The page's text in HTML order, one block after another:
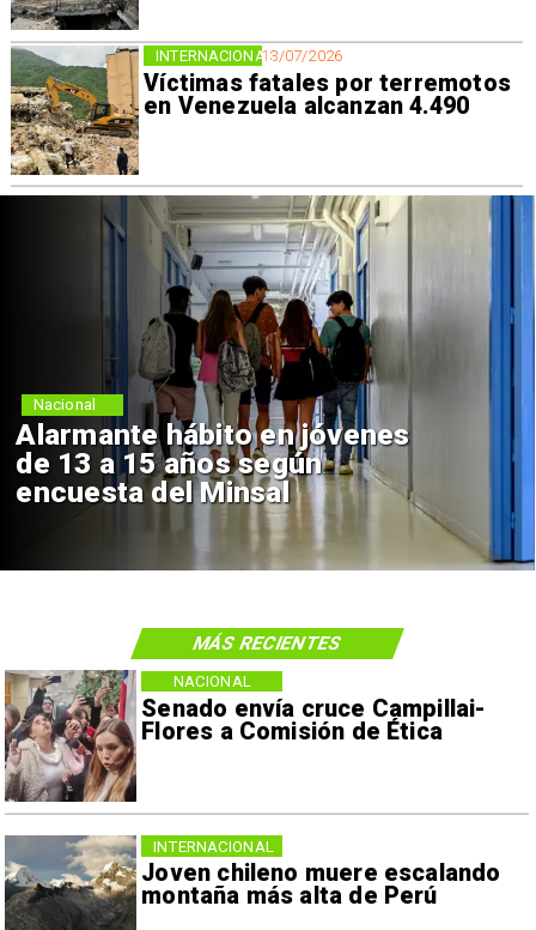
13/07/2026
Víctimas fatales por terremotos
en Venezuela alcanzan 4.490
INTERNACIONAL
Alarmante hábito en jóvenes
de 13 a 15 años según
encuesta del Minsal
Nacional
Senado envía cruce Campillai-
Flores a Comisión de Ética
NACIONAL
Joven chileno muere escalando
montaña más alta de Perú
INTERNACIONAL
MÁS RECIENTES